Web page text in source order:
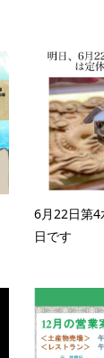
6月22日第
日です